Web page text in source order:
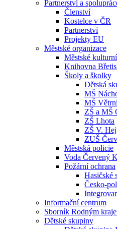
Partnerství a
Členství
Kostelce v ČR
Partnerství
Projekty EU
Městské organizace
Městské
Knihovna
Školy a školky
Dětská
MŠ
MŠ
ZŠ a MŠ
ZŠ Lhota
ZŠ V.
ZUŠ
Městská policie
Voda Červený
Požární ochrana
Hasičské
Česko-
Informační centrum
Sborník Rodným
Dětské skupiny